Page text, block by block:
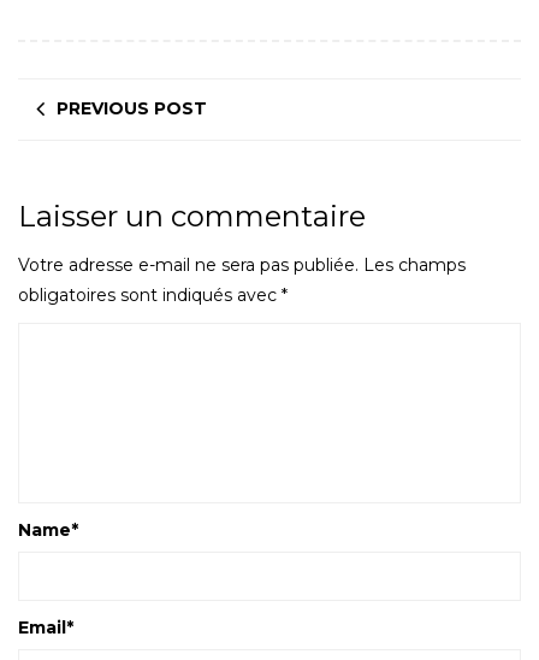
PREVIOUS POST
Laisser un commentaire
Votre adresse e-mail ne sera pas publiée. Les champs
obligatoires sont indiqués avec *
Name*
Email*